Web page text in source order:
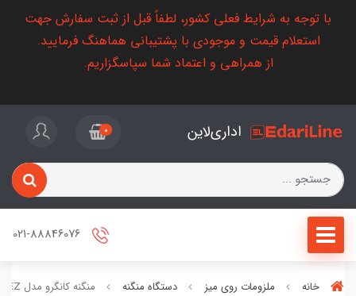
با توجه به شرایط فعلی کشور، لطفاً قبل از ثبت سفارش جهت
استعلام قیمت و موجودی با پشتیبانی هماهنگ فرمایید.
از همراهی و اعتماد شما سپاسگزاریم.
اداری‌لاین 0
خانه ملزومات روی میز دستگاه منگنه منگنه کانگرو مدل HS-10EZ